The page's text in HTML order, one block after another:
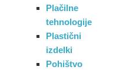
Plačilne
tehnologije
Plastični
izdelki
Pohištvo